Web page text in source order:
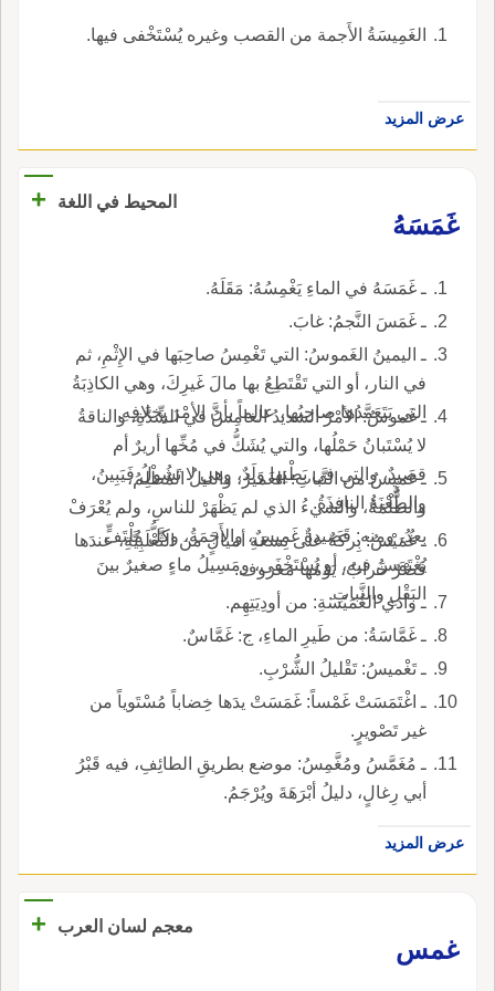
الغَمِيسَةُ الأَجمة من القصب وغيره يُسْتَخْفى فيها.
عرض المزيد
المحيط في اللغة
+
غَمَسَهُ
ـ غَمَسَهُ في الماءِ يَغْمِسُهُ: مَقَلَهُ.
ـ غَمَسَ النَّجمُ: غابَ.
ـ اليمينُ الغَموسُ: التي تَغْمِسُ صاحِبَها في الإِثْمِ، ثم
في النار، أو التي تَقْتَطِعُ بها مالَ غَيرِكَ، وهي الكاذِبَةُ
التي يَتَعَمَّدُها صاحِبُها، عالِماً بأنَّ الأمْرَ بِخلافِهِ.
ـ غَموسُ: الأمْرُ الشديدُ الغامِسُ في الشِّدَّةِ، والناقةُ
لا يُسْتَبانُ حَمْلُها، والتي يُشَكُّ في مُخِّها أريرٌ أم
قصيدٌ، والتي في بَطْنِها وَلَدٌ، وهي لا تَشُولُ فَيَبِينُ،
والطَّعْنَةُ النافِذَةُ.
ـ غَميسُ من النَّباتِ: الغَميرُ، والليلُ المُظْلِمُ،
والظُّلْمَةُ، والشيءُ الذي لم يَظْهَرْ للناسِ، ولم يُعْرَفْ
بعدُ، ومنه: قَصيدةٌ غَميسٌ، والأَجَمَةُ، وكلُّ مُلْتَفٍّ
يُغْتَمَسُ فيه، أو يُسْتَخْفَى، ومَسِيلُ ماءٍ صغيرٌ بينَ
البَقْلِ والنَّباتِ.
ـ غُمَيْسُ: بِركَةٌ على تِسعَةِ أميالٍ من الثَّعْلَبِيَّةِ، عندَها
قَصْرٌ خَرابٌ، يَوْمُها معروف.
ـ وادي الغُمَيْسَةِ: من أودِيَتِهِم.
ـ غَمَّاسَةُ: من طَيرِ الماءِ، ج: غَمَّاسٌ.
ـ تَغْميسُ: تَقْليلُ الشُّرْبِ.
ـ اغْتَمَسَتْ غَمْساً: غَمَسَتْ يدَها خِضاباً مُسْتَوياً من
غير تَصْويرٍ.
ـ مُغَمَّسُ ومُغَّمِسُ: موضع بطريقِ الطائِفِ، فيه قَبْرُ
أبي رِغالٍ، دليلُ أبْرَهَةَ ويُرْجَمُ.
عرض المزيد
معجم لسان العرب
+
غمس